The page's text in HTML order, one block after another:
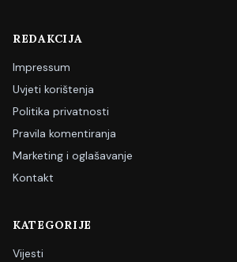
REDAKCIJA
Impressum
Uvjeti korištenja
Politika privatnosti
Pravila komentiranja
Marketing i oglašavanje
Kontakt
KATEGORIJE
Vijesti